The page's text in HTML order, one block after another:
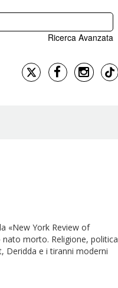
Ricerca Avanzata
«New York Review of
morto. Religione, politica
Deridda e i tiranni moderni